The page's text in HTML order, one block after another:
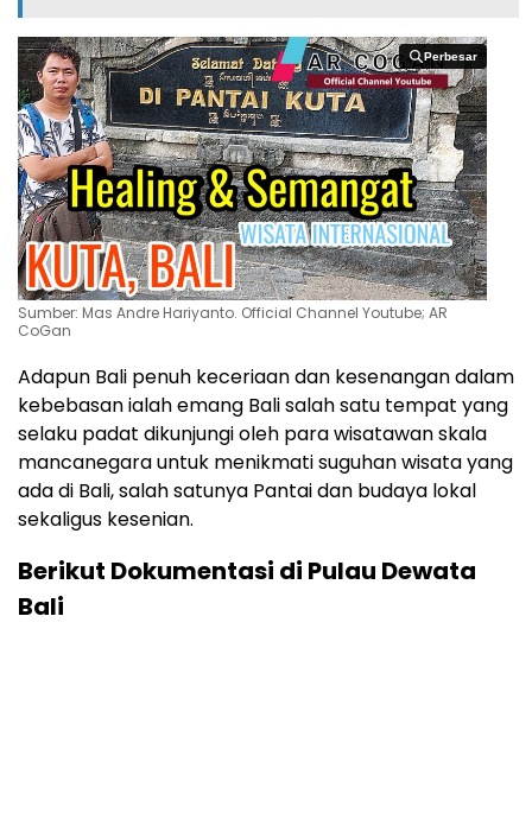
Perbesar
Perbesar
Sumber: Mas Andre Hariyanto. Official Channel Youtube; AR
CoGan
Adapun Bali penuh keceriaan dan kesenangan dalam
kebebasan ialah emang Bali salah satu tempat yang
selaku padat dikunjungi oleh para wisatawan skala
mancanegara untuk menikmati suguhan wisata yang
ada di Bali, salah satunya Pantai dan budaya lokal
sekaligus kesenian.
Berikut Dokumentasi di Pulau Dewata
Bali